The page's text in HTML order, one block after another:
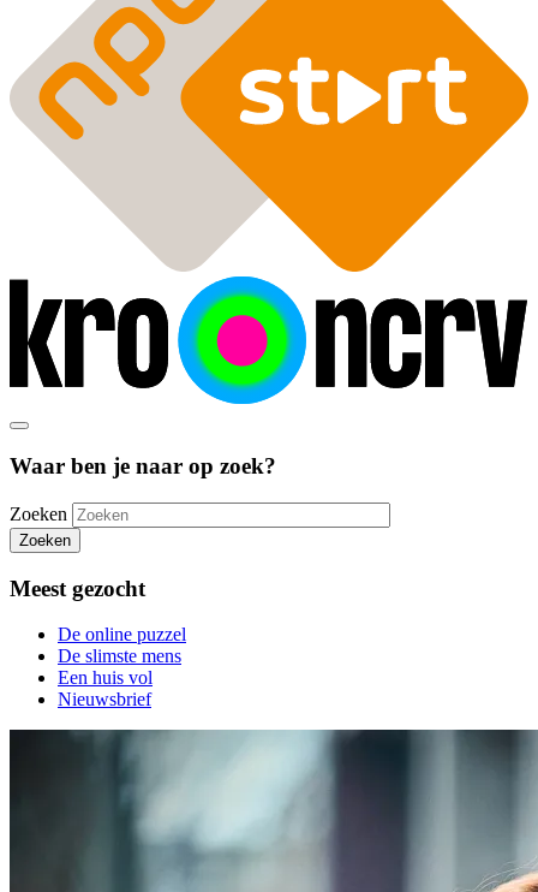
Waar ben je naar op zoek?
Zoeken
Zoeken
Meest gezocht
De online puzzel
De slimste mens
Een huis vol
Nieuwsbrief